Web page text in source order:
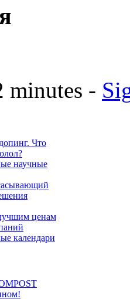
minutes -
Что
научные
ценам
календари